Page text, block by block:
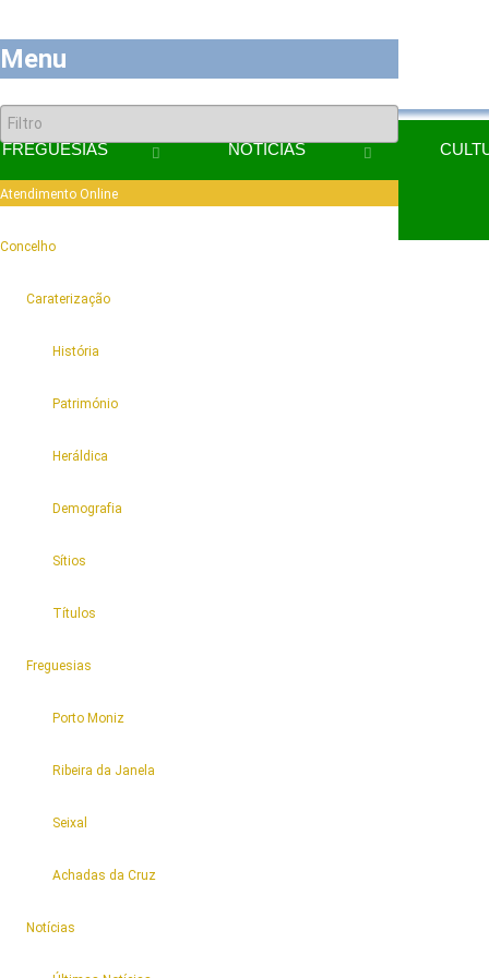
Menu
Atendimento Online
Concelho
Caraterização
História
Património
Heráldica
Demografia
Sítios
Títulos
Freguesias
Porto Moniz
Ribeira da Janela
Seixal
Achadas da Cruz
Notícias
FREGUESIAS NOTÍCIAS
DESPORTO